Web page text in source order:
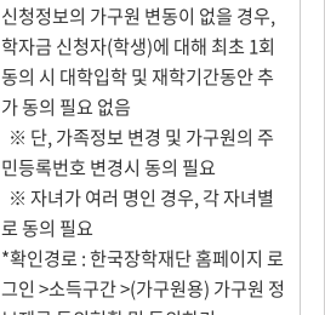
신청정보의 가구원 변동이 없을 경우,
학자금 신청자(학생)에 대해 최초 1회
동의 시 대학입학 및 재학기간동안 추
가 동의 필요 없음
※ 단, 가족정보 변경 및 가구원의 주
민등록번호 변경시 동의 필요
※ 자녀가 여러 명인 경우, 각 자녀별
로 동의 필요
*확인경로 : 한국장학재단 홈페이지 로
그인 >소득구간 >(가구원용) 가구원 정